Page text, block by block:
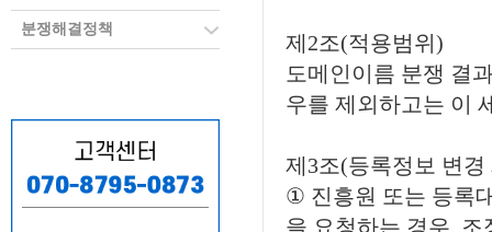
분쟁해결정책